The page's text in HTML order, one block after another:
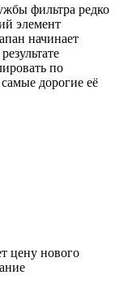
фильтра редко
элемент
начинает
по
дорогие её
цену нового